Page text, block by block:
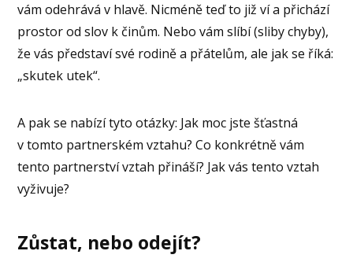
vám odehrává v hlavě. Nicméně teď to již ví a přichází
prostor od slov k činům. Nebo vám slíbí (sliby chyby),
že vás představí své rodině a přátelům, ale jak se říká:
„skutek utek“.
A pak se nabízí tyto otázky: Jak moc jste šťastná
v tomto partnerském vztahu? Co konkrétně vám
tento partnerství vztah přináší? Jak vás tento vztah
vyživuje?
Zůstat, nebo odejít?